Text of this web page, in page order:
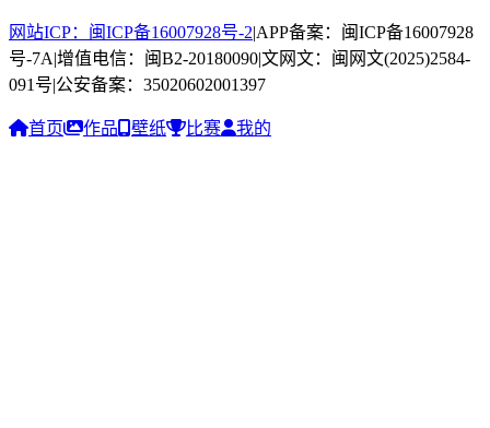
网站ICP：闽ICP备16007928号-2|APP备案：闽ICP备16007928
号-7A|增值电信：闽B2-20180090|文网文：闽网文(2025)2584-
091号|公安备案：35020602001397
首页 作品 壁纸 比赛 我的